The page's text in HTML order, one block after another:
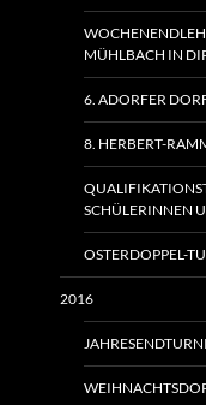
MÜHLBACH IN
6. ADORFER
8. HERBERT-
SCHÜLERINNEN
OSTERDOPPEL-
2016